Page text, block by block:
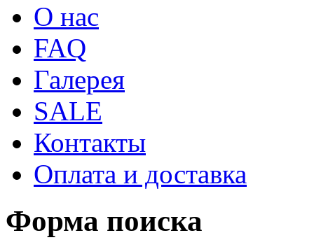
О нас
FAQ
Галерея
SALE
Контакты
Оплата и доставка
Форма поиска